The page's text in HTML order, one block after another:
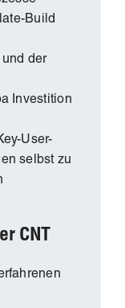
Build
der
Investition
User-
selbst zu
CNT